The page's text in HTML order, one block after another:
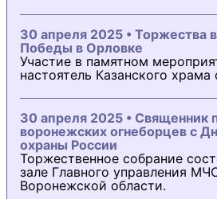
30 апреля 2025 • Торжества
Победы в Орловке
Участие в памятном
настоятель Казанского храма
30 апреля 2025 • Священник
воронежских огнеборцев с
охраны России
Торжественное собрание
зале Главного управления
Воронежской области.